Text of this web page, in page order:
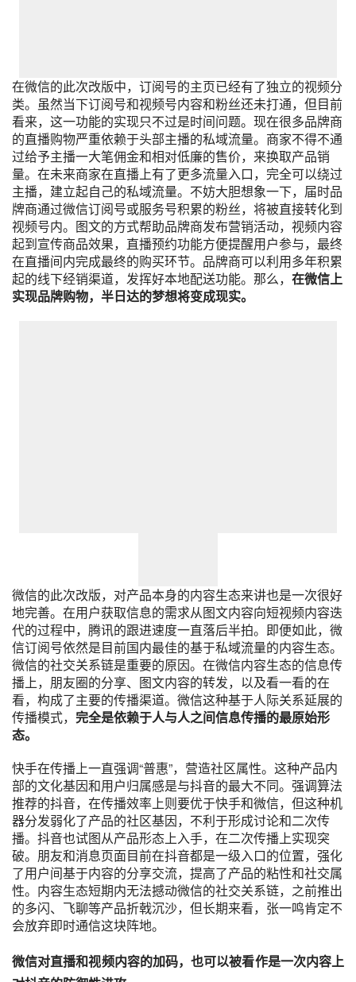
在微信的此次改版中，订阅号的主页已经有了独立的视频分
类。虽然当下订阅号和视频号内容和粉丝还未打通，但目前
看来，这一功能的实现只不过是时间问题。现在很多品牌商
的直播购物严重依赖于头部主播的私域流量。商家不得不通
过给予主播一大笔佣金和相对低廉的售价，来换取产品销
量。在未来商家在直播上有了更多流量入口，完全可以绕过
主播，建立起自己的私域流量。不妨大胆想象一下，届时品
牌商通过微信订阅号或服务号积累的粉丝，将被直接转化到
视频号内。图文的方式帮助品牌商发布营销活动，视频内容
起到宣传商品效果，直播预约功能方便提醒用户参与，最终
在直播间内完成最终的购买环节。品牌商可以利用多年积累
起的线下经销渠道，发挥好本地配送功能。那么， 在微信上
实现品牌购物，半日达的梦想将变成现实。
微信的此次改版，对产品本身的内容生态来讲也是一次很好
地完善。在用户获取信息的需求从图文内容向短视频内容迭
代的过程中，腾讯的跟进速度一直落后半拍。即便如此，微
信订阅号依然是目前国内最佳的基于私域流量的内容生态。
微信的社交关系链是重要的原因。在微信内容生态的信息传
播上，朋友圈的分享、图文内容的转发，以及看一看的在
看，构成了主要的传播渠道。微信这种基于人际关系延展的
传播模式， 完全是依赖于人与人之间信息传播的最原始形
态。
快手在传播上一直强调“普惠”，营造社区属性。这种产品内
部的文化基因和用户归属感是与抖音的最大不同。强调算法
推荐的抖音，在传播效率上则要优于快手和微信，但这种机
器分发弱化了产品的社区基因，不利于形成讨论和二次传
播。抖音也试图从产品形态上入手，在二次传播上实现突
破。朋友和消息页面目前在抖音都是一级入口的位置，强化
了用户间基于内容的分享交流，提高了产品的粘性和社交属
性。内容生态短期内无法撼动微信的社交关系链，之前推出
的多闪、飞聊等产品折戟沉沙，但长期来看，张一鸣肯定不
会放弃即时通信这块阵地。
微信对直播和视频内容的加码，也可以被看作是一次内容上